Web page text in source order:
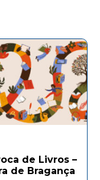
de Livros –
de Bragança